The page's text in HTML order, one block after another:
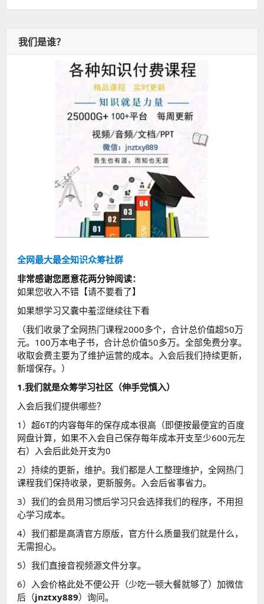
我们是谁？
全网最大最全知识众筹社群
非常感谢您愿意花两分钟阅读：
如果您收入不错【请不要看了】
如果想学习又囊中羞涩继续往下看
（我们收录了全网热门课程2000多个，合计总价值超50万
元。100万本电子书，合计总价值50多万。全部免费分享。
收取会费主要为了维护运营的成本。入会后我们持续更新，
新增保存。）
1.我们就是众筹学习社区（伸手党慎入）
入会后我们提供哪些？
1）超6T的内容每年的保存成本很高（即便按最便宜的百度
网盘计算，如果不入会自己保存每年成本开支至少600元左
右）入会后此处开支为0
2）持续的更新，维护。我们都是人工整理维护，全网热门
课程我们保持收录，更新服务。入会后省事省力。
3）我们的会员用习惯后学习只会选择我们的程序，不用担
心学习成本。
4）我们都是高清官方原版，官方什么质量我们就是什么，
无需担心。
5）我们直接音视频源文件分享。
6）入会价格此处不便公开（少吃一顿大餐就够了）加微信
后（jnztxy889）询问。